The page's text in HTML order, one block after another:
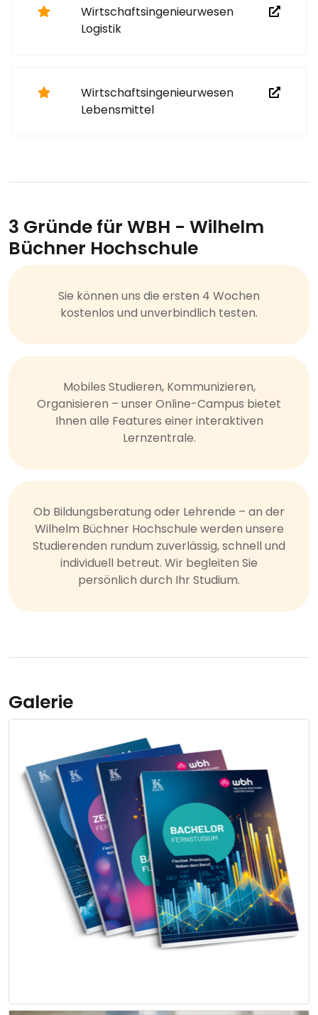
Wirtschaftsingenieurwesen
Logistik
Wirtschaftsingenieurwesen
Lebensmittel
3 Gründe für WBH - Wilhelm
Büchner Hochschule
Sie können uns die ersten 4 Wochen
kostenlos und unverbindlich testen.
Mobiles Studieren, Kommunizieren,
Organisieren – unser Online-Campus bietet
Ihnen alle Features einer interaktiven
Lernzentrale.
Ob Bildungsberatung oder Lehrende – an der
Wilhelm Büchner Hochschule werden unsere
Studierenden rundum zuverlässig, schnell und
individuell betreut. Wir begleiten Sie
persönlich durch Ihr Studium.
Galerie